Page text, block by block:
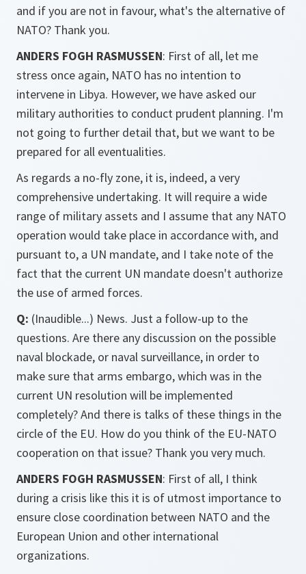
and if you are not in favour, what's the alternative of
NATO? Thank you.
ANDERS FOGH RASMUSSEN: First of all, let me
stress once again, NATO has no intention to
intervene in Libya. However, we have asked our
military authorities to conduct prudent planning. I'm
not going to further detail that, but we want to be
prepared for all eventualities.
As regards a no-fly zone, it is, indeed, a very
comprehensive undertaking. It will require a wide
range of military assets and I assume that any NATO
operation would take place in accordance with, and
pursuant to, a UN mandate, and I take note of the
fact that the current UN mandate doesn't authorize
the use of armed forces.
Q: (Inaudible...) News. Just a follow-up to the
questions. Are there any discussion on the possible
naval blockade, or naval surveillance, in order to
make sure that arms embargo, which was in the
current UN resolution will be implemented
completely? And there is talks of these things in the
circle of the EU. How do you think of the EU-NATO
cooperation on that issue? Thank you very much.
ANDERS FOGH RASMUSSEN: First of all, I think
during a crisis like this it is of utmost importance to
ensure close coordination between NATO and the
European Union and other international
organizations.